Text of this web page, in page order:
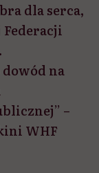
dla serca,
na
–
WHF